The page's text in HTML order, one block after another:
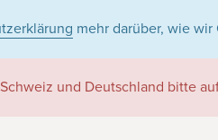
mehr darüber, wie
und Deutschland bitte